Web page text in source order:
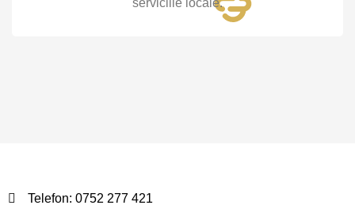
serviciile locale.
Telefon: 0752 277 421